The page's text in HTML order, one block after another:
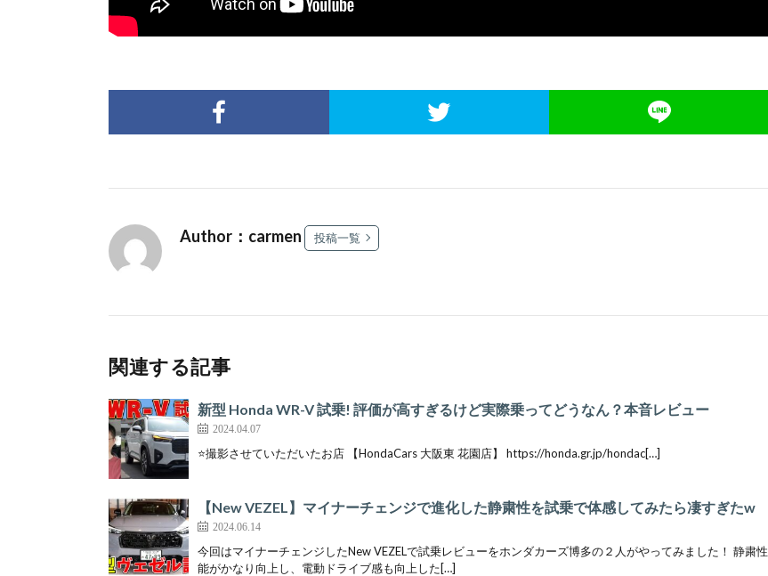
Author：carmen 投稿一覧
関連する記事
新型 Honda WR-V 試乗! 評価が高すぎるけど実際乗ってどうなん？本音レビュー
2024.04.07
⭐️撮影させていただいたお店 【HondaCars 大阪東 花園店】 https://honda.gr.jp/hondac[…]
【New VEZEL】マイナーチェンジで進化した静粛性を試乗で体感してみたら凄すぎたw
2024.06.14
今回はマイナーチェンジしたNew VEZELで試乗レビューをホンダカーズ博多の２人がやってみました！ 静粛性
能がかなり向上し、電動ドライブ感も向上した[…]